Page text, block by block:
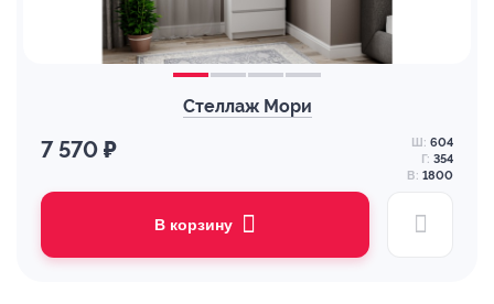
Стеллаж Мори
7 570 ₽ Ш: 604
Г: 354
В: 1800
В корзину